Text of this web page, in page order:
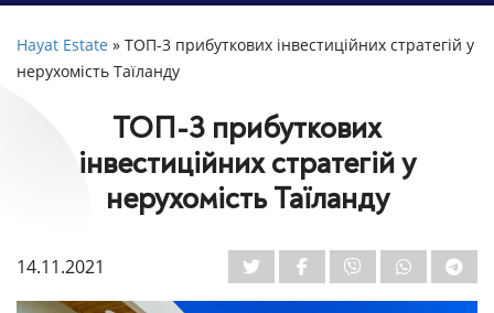
Hayat Estate » ТОП-3 прибуткових інвестиційних стратегій у
нерухомість Таїланду
ТОП-3 прибуткових
інвестиційних стратегій у
нерухомість Таїланду
14.11.2021